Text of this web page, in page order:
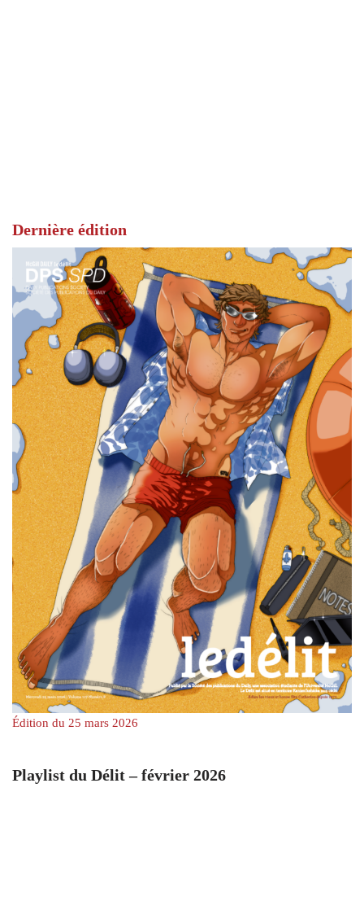
Dernière édition
Édition du 25 mars 2026
Playlist du Délit – février 2026